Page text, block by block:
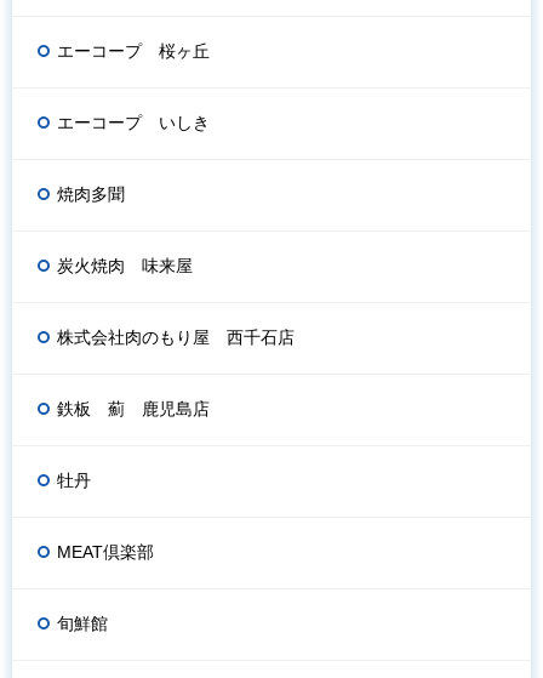
エーコープ 桜ヶ丘
エーコープ いしき
焼肉多聞
炭火焼肉 味来屋
株式会社肉のもり屋 西千石店
鉄板 薊 鹿児島店
牡丹
MEAT倶楽部
旬鮮館